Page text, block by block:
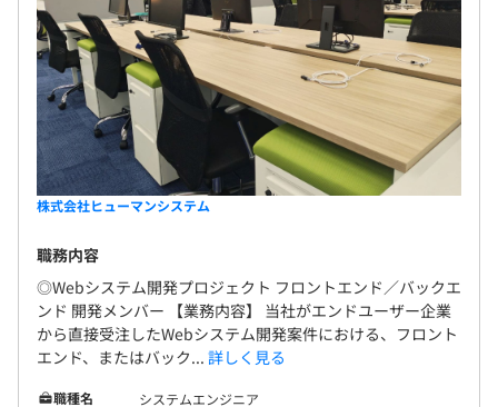
株式会社ヒューマンシステム
職務内容
◎Webシステム開発プロジェクト フロントエンド／バックエ
ンド 開発メンバー 【業務内容】 当社がエンドユーザー企業
から直接受注したWebシステム開発案件における、フロント
エンド、またはバック... 詳しく見る
職種名
システムエンジニア